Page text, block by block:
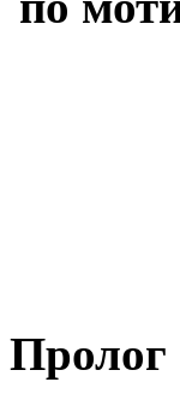
Пролог